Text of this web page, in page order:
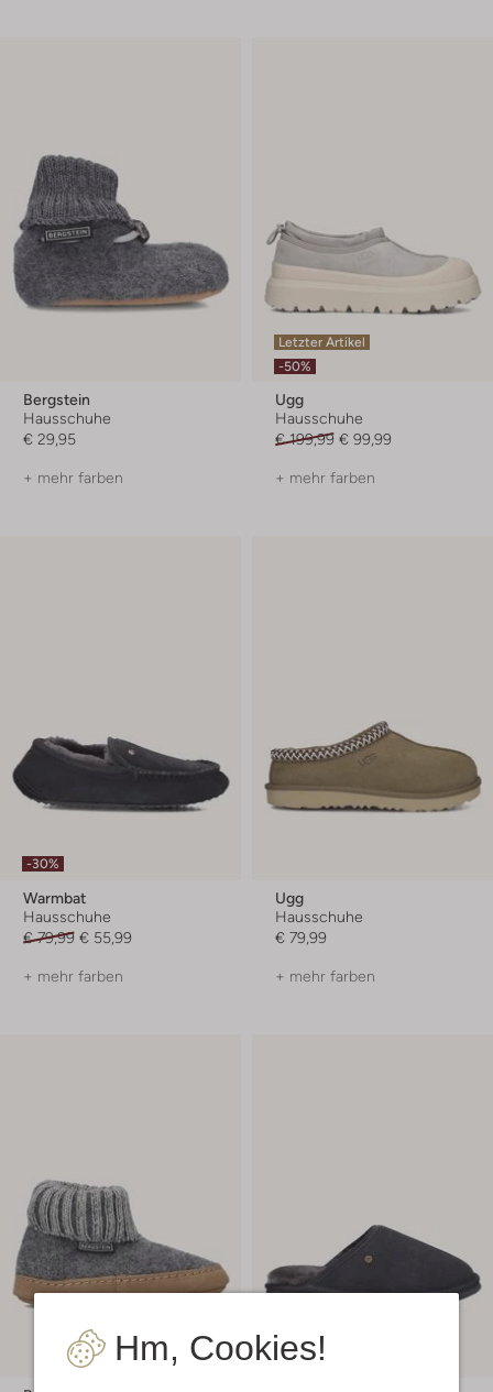
Hm, Cookies!
Bergstein
Hausschuhe
€ 29,95
+ mehr farben
Letzter Artikel
-50%
Ugg
Hausschuhe
€ 199,99 € 99,99
+ mehr farben
-30%
Warmbat
Hausschuhe
€ 79,99 € 55,99
+ mehr farben
Ugg
Hausschuhe
€ 79,99
+ mehr farben
-30%